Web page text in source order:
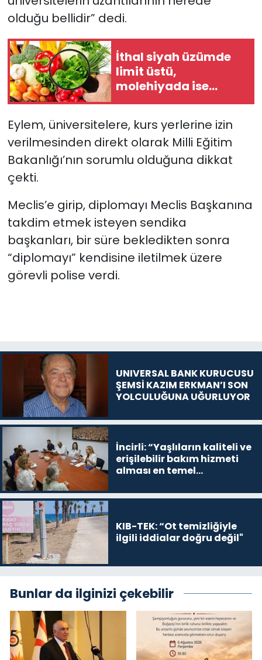
olduğu bellidir” dedi.
İthal siyah üzümde
limit üstü,
molehiyada ise
tavsiye dışı bitki
edildi
Eylem, üniversitelere, kurs yerlerine izin
verilmesinden direkt olarak Milli Eğitim
Bakanlığı’nın sorumlu olduğuna dikkat
çekti.
Meclis’e girip, diplomayı Meclis Başkanına
takdim etmek isteyen sendika
başkanları, bir süre bekledikten sonra
“diplomayı” kendisine iletilmek üzere
görevli polise verdi.
UNIVERSAL BANK KURUCUSU
ŞEMSİ KAZIM ERKMAN’I SON
YOLCULUĞUNA UĞURLUYOR
İncirli: “Yaşlıların kaliteli ve
erişilebilir bakım hizmeti
alması en temel
KIB-TEK: “Ot temizliğiyle
ilgili iddialar doğru değil"
Bunlar da ilginizi çekebilir